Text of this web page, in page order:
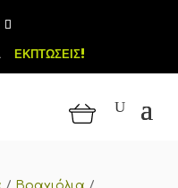
ΕΚΠΤΩΣΕΙΣ!